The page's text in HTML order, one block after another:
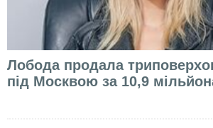
Лобода продала
під Москвою за 10,9